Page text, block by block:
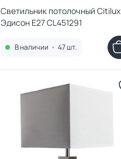
Светильник потолочный Citilux
Эдисон E27 CL451291
В наличии • 47 шт.